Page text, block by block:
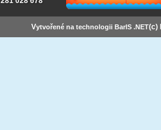
Vytvořené na technologii BarIS .NET(c)